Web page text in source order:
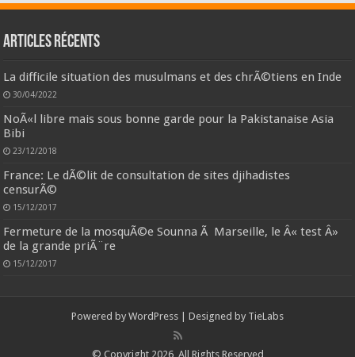
Articles récents
La difficile situation des musulmans et des chrÃ©tiens en Inde
30/04/2022
NoÃ«l libre mais sous bonne garde pour la Pakistanaise Asia
Bibi
23/12/2018
France: Le dÃ©lit de consultation de sites djihadistes
censurÃ©
15/12/2017
Fermeture de la mosquÃ©e Sounna Ã Marseille, le Â« test Â»
de la grande priÃ¨re
15/12/2017
Powered by WordPress | Designed by TieLabs
© Copyright 2026, All Rights Reserved